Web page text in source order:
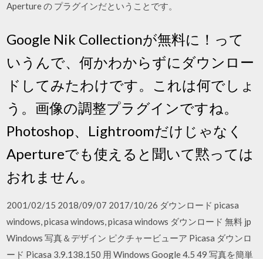
Aperture の プラグインだということです。
Google Nik Collectionが無料に！って
いうんで、何かわからずにダウンロー
ドしてみたわけです。これは何でしょ
う。画像の調整プラグインですね。
Photoshop、Lightroomだけじゃなく
Apertureでも使えると聞いて黙っては
おれません。
2001/02/15 2018/09/07 2017/10/26 ダウンロード picasa
windows, picasa windows, picasa windows ダウンロード 無料 jp
Windows 写真＆デザイン ピクチャービューア Picasa ダウンロ
ード Picasa 3.9.138.150 用 Windows Google 4.5 49 写真を簡単